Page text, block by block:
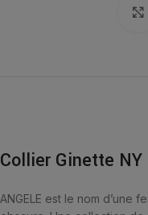
Collier Ginette
ANGELE est le nom